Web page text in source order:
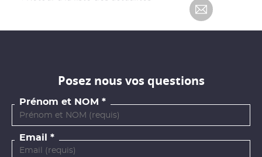
Posez nous vos questions
Prénom et NOM
Email